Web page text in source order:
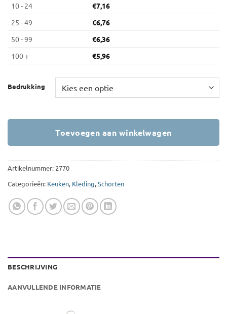
10 - 24
€7,16
25 - 49
€6,76
50 - 99
€6,36
100 +
€5,96
Bedrukking
Toevoegen aan winkelwagen
Artikelnummer: 2770
Categorieën: Keuken, Kleding,Schorten
BESCHRIJVING
AANVULLENDE INFORMATIE